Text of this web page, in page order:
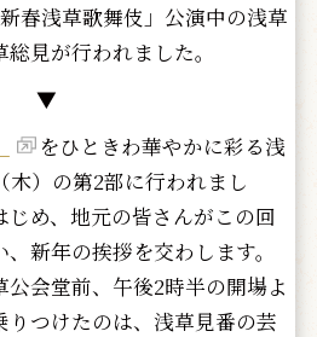
春浅草歌舞伎」公演中の浅草
見が行われました。
▼
をひときわ華やかに彩る浅
木）の第2部に行われまし
め、地元の皆さんがこの回
新年の挨拶を交わします。
会堂前、午後2時半の開場よ
りつけたのは、浅草見番の芸